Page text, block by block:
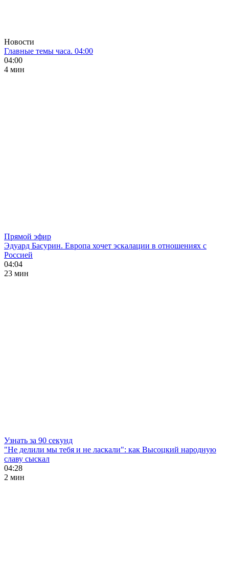
Новости
Главные темы часа. 04:00
04:00
4 мин
Прямой эфир
Эдуард Басурин. Европа хочет эскалации в отношениях с
Россией
04:04
23 мин
Узнать за 90 секунд
"Не делили мы тебя и не ласкали": как Высоцкий народную
славу сыскал
04:28
2 мин